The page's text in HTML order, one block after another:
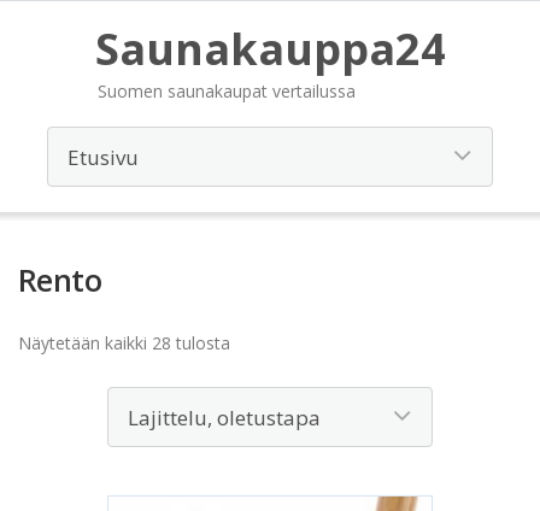
Saunakauppa24
Suomen saunakaupat vertailussa
Rento
Näytetään kaikki 28 tulosta